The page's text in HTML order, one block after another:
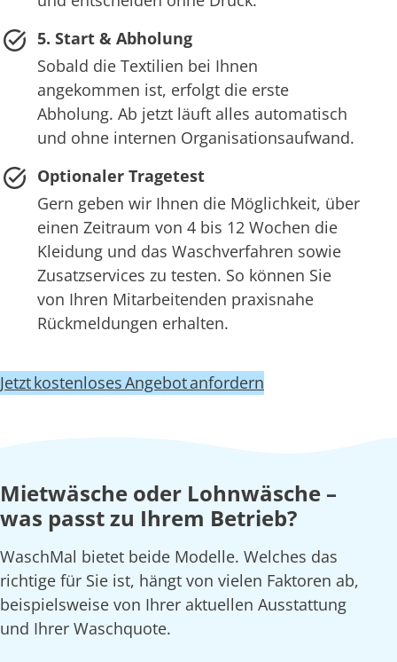
5. Start & Abholung
Sobald die Textilien bei Ihnen
angekommen ist, erfolgt die erste
Abholung. Ab jetzt läuft alles automatisch
und ohne internen Organisationsaufwand.
Optionaler Tragetest
Gern geben wir Ihnen die Möglichkeit, über
einen Zeitraum von 4 bis 12 Wochen die
Kleidung und das Waschverfahren sowie
Zusatzservices zu testen. So können Sie
von Ihren Mitarbeitenden praxisnahe
Rückmeldungen erhalten.
Jetzt kostenloses Angebot anfordern
Mietwäsche oder Lohnwäsche –
was passt zu Ihrem Betrieb?
WaschMal bietet beide Modelle. Welches das
richtige für Sie ist, hängt von vielen Faktoren ab,
beispielsweise von Ihrer aktuellen Ausstattung
und Ihrer Waschquote.